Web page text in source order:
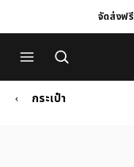
to
Main
content
to
Footer
Content
จัดส่งฟรี
กระเป๋า